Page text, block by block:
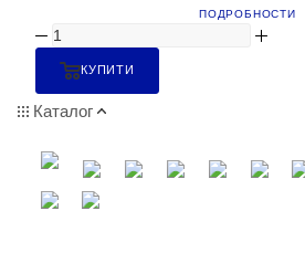
ПОДРОБНОСТИ
КУПИТИ
Каталог